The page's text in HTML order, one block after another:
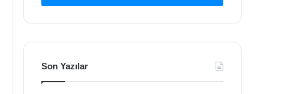
Son Yazılar